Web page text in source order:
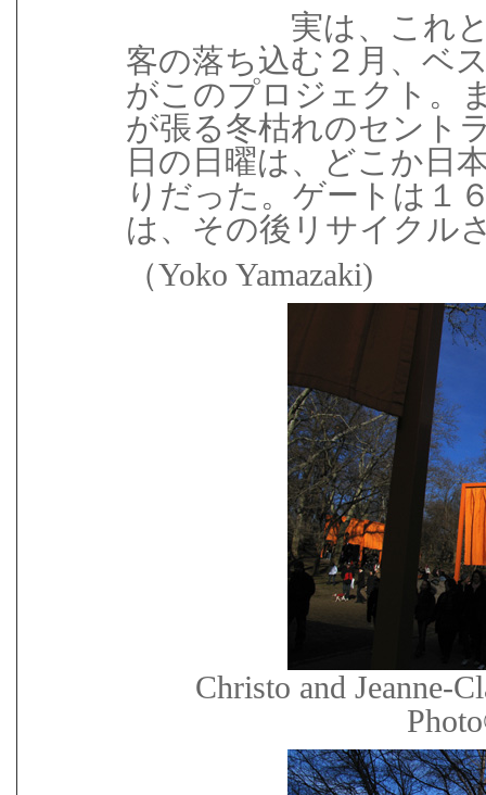
実は、これ
客の落ち込む２月、ベ
がこのプロジェクト。
が張る冬枯れのセント
日の日曜は、どこか日
りだった。ゲートは１
は、その後リサイクル
（Yoko Yamazaki)
Christo and Jeanne-